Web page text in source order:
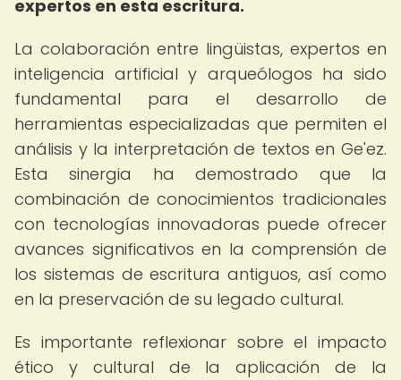
expertos en esta escritura.
La colaboración entre lingüistas, expertos en
inteligencia artificial y arqueólogos ha sido
fundamental para el desarrollo de
herramientas especializadas que permiten el
análisis y la interpretación de textos en Ge'ez.
Esta sinergia ha demostrado que la
combinación de conocimientos tradicionales
con tecnologías innovadoras puede ofrecer
avances significativos en la comprensión de
los sistemas de escritura antiguos, así como
en la preservación de su legado cultural.
Es importante reflexionar sobre el impacto
ético y cultural de la aplicación de la